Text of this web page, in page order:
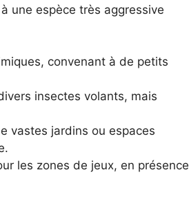
une espèce très aggressive
convenant à de petits
insectes volants, mais
vastes jardins ou espaces
les zones de jeux, en présence